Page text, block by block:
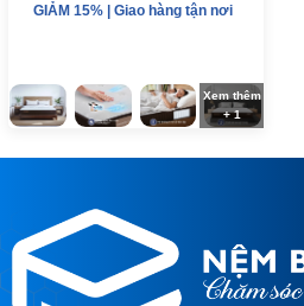
Xem thêm
+ 1
GIẢM 15% | Giao hàng tận nơi